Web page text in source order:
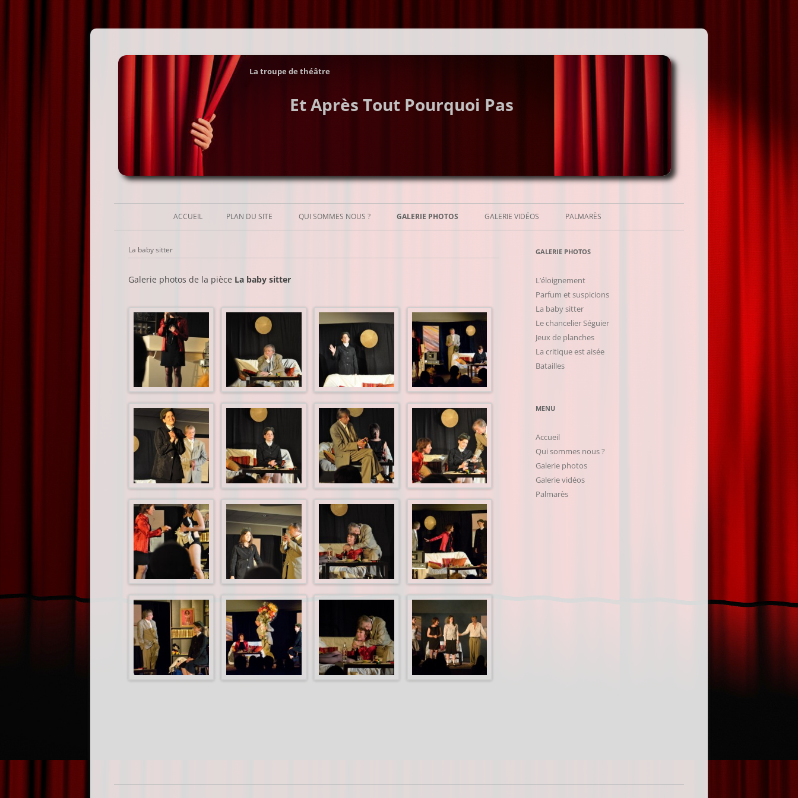
La troupe de théâtre
Et Après Tout Pourquoi Pas
Aller
au
ACCUEIL PLAN DU SITE QUI SOMMES NOUS ? GALERIE PHOTOS GALERIE VIDÉOS PALMARÈS
La baby sitter
Galerie photos de la pièce La baby sitter
GALERIE PHOTOS
L’éloignement
Parfum et suspicions
La baby sitter
Le chancelier Séguier
Jeux de planches
La critique est aisée
Batailles
MENU
Accueil
Qui sommes nous ?
Galerie photos
Galerie vidéos
Palmarès